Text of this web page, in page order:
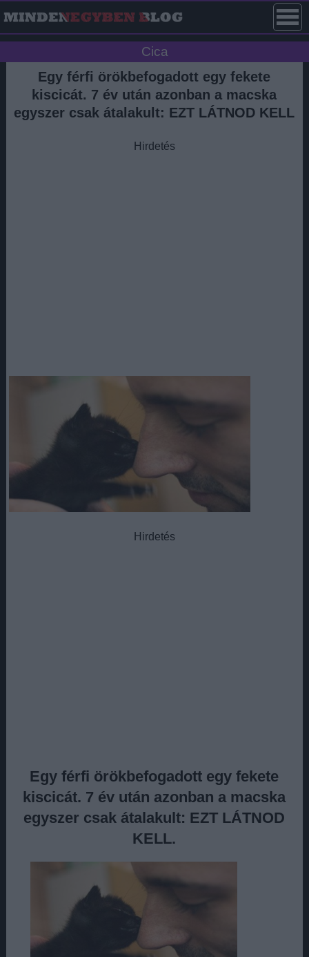
Cica
Egy férfi örökbefogadott egy fekete
kiscicát. 7 év után azonban a macska
egyszer csak átalakult: EZT LÁTNOD KELL
Hirdetés
Hirdetés
Egy férfi örökbefogadott egy fekete
kiscicát. 7 év után azonban a macska
egyszer csak átalakult: EZT LÁTNOD
KELL.